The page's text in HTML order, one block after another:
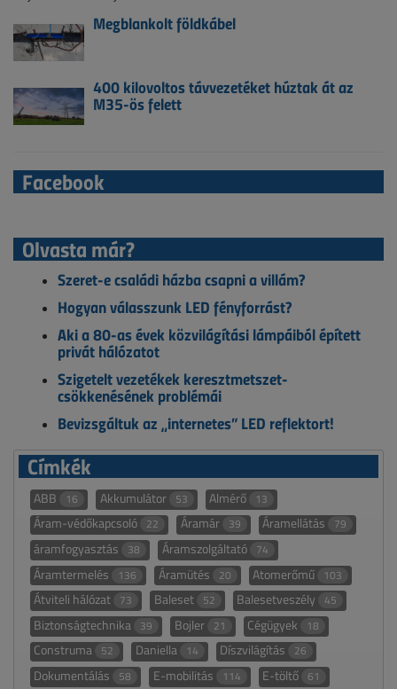
Megblankolt földkábel
400 kilovoltos távvezetéket húztak át az
M35-ös felett
Facebook
Olvasta már?
Szeret-e családi házba csapni a villám?
Hogyan válasszunk LED fényforrást?
Aki a 80-as évek közvilágítási lámpáiból épített
privát hálózatot
Szigetelt vezetékek keresztmetszet-
csökkenésének problémái
Bevizsgáltuk az „internetes” LED reflektort!
Címkék
ABB 16 Akkumulátor 53 Almérő 13
Áram-védőkapcsoló 22 Áramár 39 Áramellátás 79
áramfogyasztás 38 Áramszolgáltató 74
Áramtermelés 136 Áramütés 20 Atomerőmű 103
Átviteli hálózat 73 Baleset 52 Balesetveszély 45
Biztonságtechnika 39 Bojler 21 Cégügyek 18
Construma 52 Daniella 14 Díszvilágítás 26
Dokumentálás 58 E-mobilitás 114 E-töltő 61